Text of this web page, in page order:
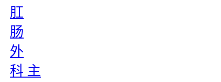
肛
肠
外
科 主